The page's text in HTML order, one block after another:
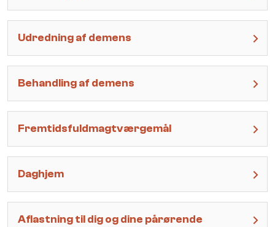
Udredning af demens
Behandling af demens
Fremtidsfuldmagtværgemål
Daghjem
Aflastning til dig og dine pårørende